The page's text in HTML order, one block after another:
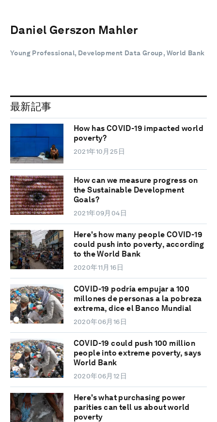
Daniel Gerszon Mahler
Young Professional, Development Data Group, World Bank
最新記事
How has COVID-19 impacted world
poverty?
2021年10月25日
How can we measure progress on
the Sustainable Development
Goals?
2021年09月04日
Here's how many people COVID-19
could push into poverty, according
to the World Bank
2020年11月16日
COVID-19 podría empujar a 100
millones de personas a la pobreza
extrema, dice el Banco Mundial
2020年06月16日
COVID-19 could push 100 million
people into extreme poverty, says
World Bank
2020年06月12日
Here's what purchasing power
parities can tell us about world
poverty